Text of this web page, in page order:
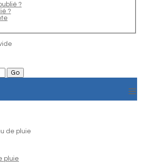
?
?
≡
de pluie
pluie